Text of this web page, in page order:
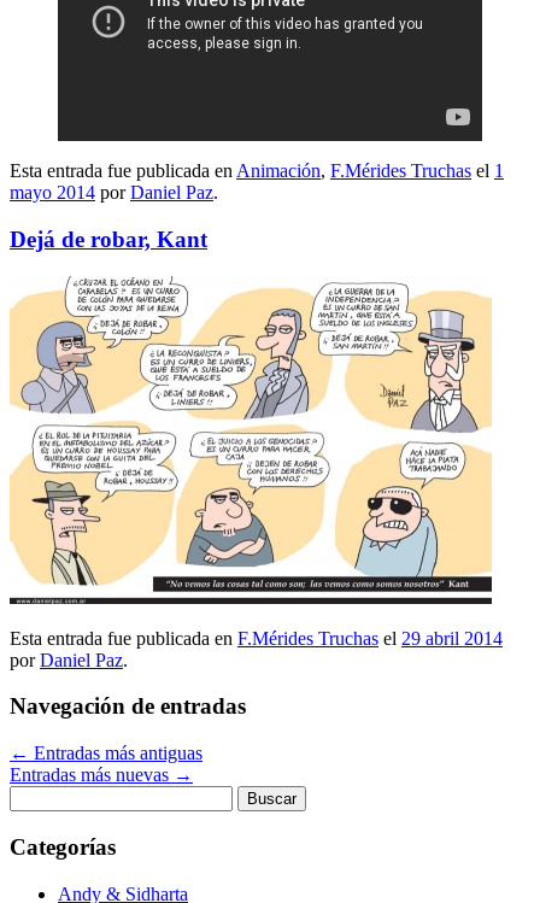
Esta entrada fue publicada en Animación, F.Mérides Truchas el 1
mayo 2014 porDaniel Paz.
Dejá de robar, Kant
Esta entrada fue publicada en F.Mérides Truchas el 29 abril 2014
porDaniel Paz.
Navegación de entradas
← Entradas más antiguas
Entradas más nuevas →
Categorías
Andy & Sidharta